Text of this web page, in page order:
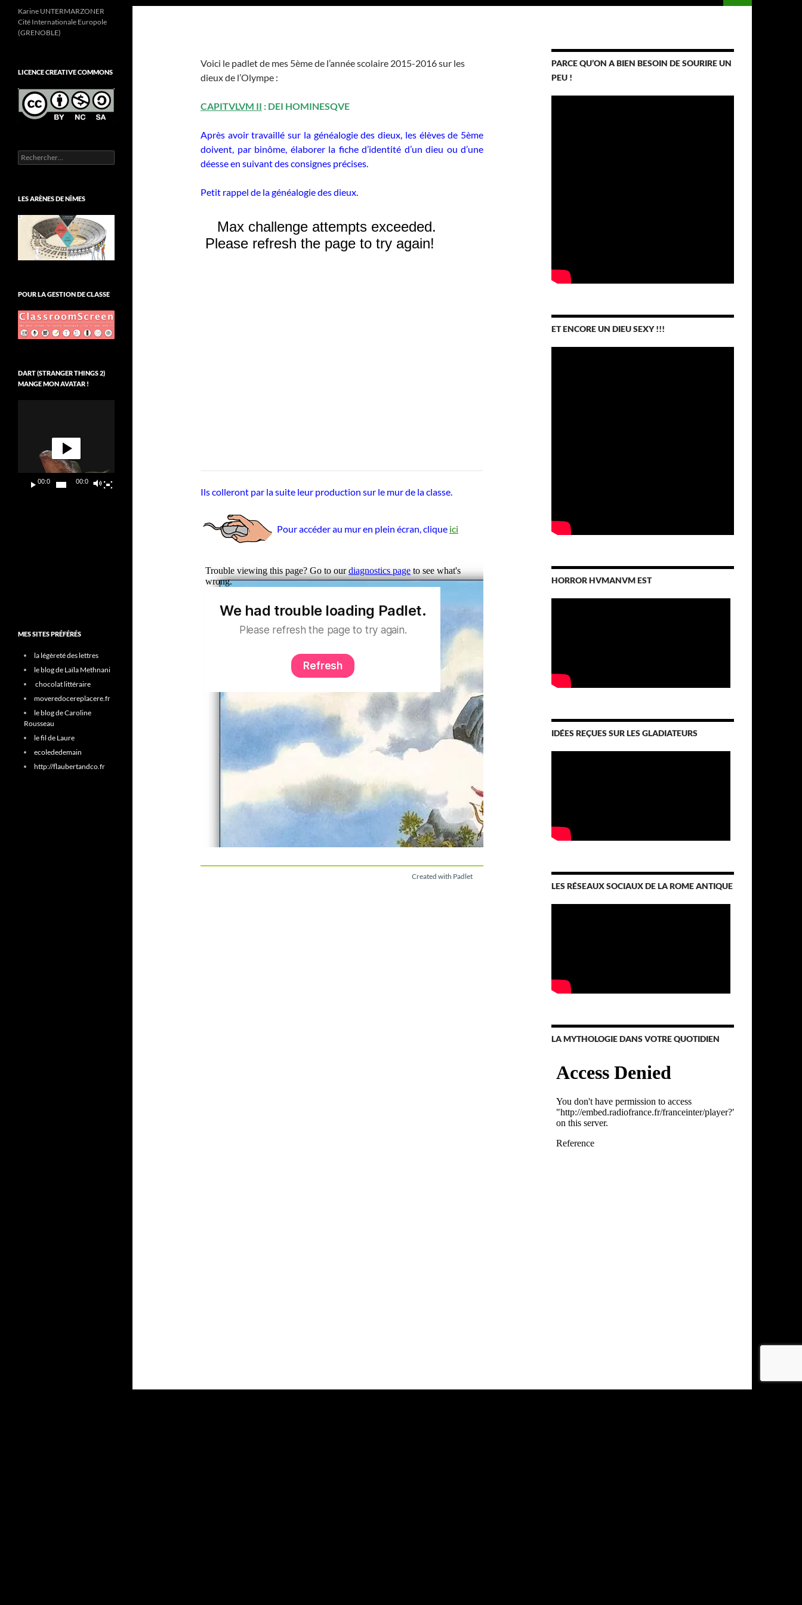
Voici le padlet de mes 5ème de l’année scolaire 2015-2016 sur les
dieux de l’Olympe :
CAPITVLVM II : DEI HOMINESQVE
Après avoir travaillé sur la généalogie des dieux, les élèves de 5ème
doivent, par binôme, élaborer la fiche d’identité d’un dieu ou d’une
déesse en suivant des consignes précises.
Petit rappel de la généalogie des dieux.
Ils colleront par la suite leur production sur le mur de la classe.
Pour accéder au mur en plein écran, clique ici
Created with Padlet
PARCE QU’ON A BIEN BESOIN DE SOURIRE UN
PEU !
ET ENCORE UN DIEU SEXY !!!
HORROR HVMANVM EST
IDÉES REÇUES SUR LES GLADIATEURS
LES RÉSEAUX SOCIAUX DE LA ROME ANTIQUE
LA MYTHOLOGIE DANS VOTRE QUOTIDIEN
Karine UNTERMARZONER
Cité Internationale Europole
(GRENOBLE)
LICENCE CREATIVE COMMONS
Rechercher :
LES ARÈNES DE NÎMES
POUR LA GESTION DE CLASSE
DART (STRANGER THINGS 2)
MANGE MON AVATAR !
00:00 00:09
MES SITES PRÉFÉRÉS
la légèreté des lettres
le blog de Laïla Methnani
chocolat littéraire
moveredocereplacere.fr
le blog de Caroline
Rousseau
le fil de Laure
ecolededemain
http://flaubertandco.fr